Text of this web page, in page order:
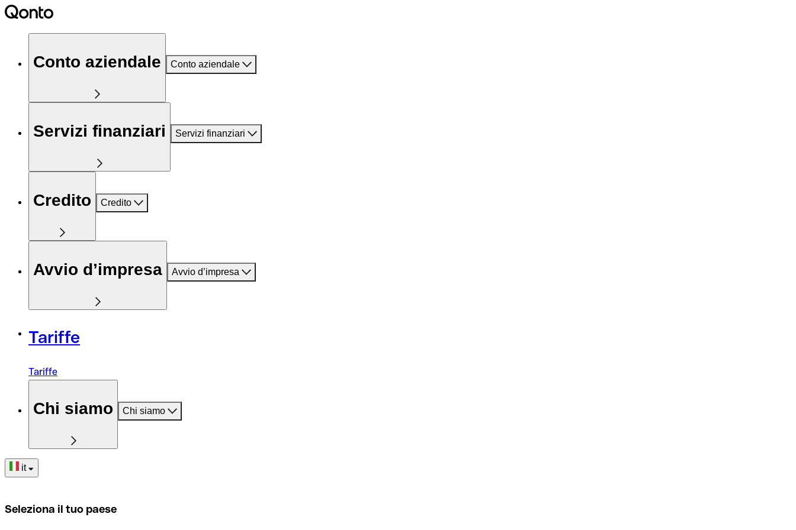
Conto aziendale Conto aziendale
Servizi finanziari Servizi finanziari
Credito Credito
Avvio d’impresa Avvio d’impresa
Tariffe
Tariffe
Chi siamo Chi siamo
it
Seleziona il tuo paese